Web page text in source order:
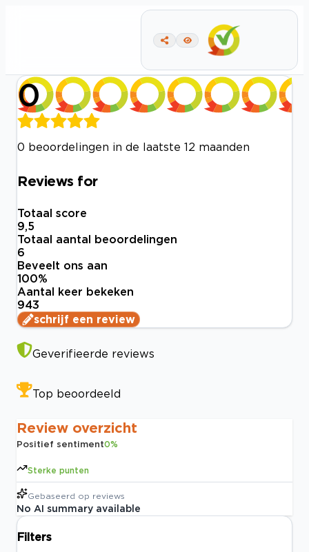
0
0 beoordelingen in de laatste 12 maanden
Reviews for
Totaal score
9,5
Totaal aantal beoordelingen
6
Beveelt ons aan
100%
Aantal keer bekeken
943
schrijf een review
Geverifieerde reviews
Top beoordeeld
Review overzicht
Positief sentiment0%
Sterke punten
Gebaseerd op reviews
No AI summary available
Filters